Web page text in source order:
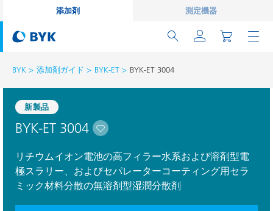
添加剤 測定機器
BYK 添加剤ガイド BYK-ET BYK-ET 3004
新製品
BYK-ET 3004
リチウムイオン電池の高フィラー水系および溶剤型電
極スラリー、およびセパレーターコーティング用セラ
ミック材料分散の無溶剤型湿潤分散剤